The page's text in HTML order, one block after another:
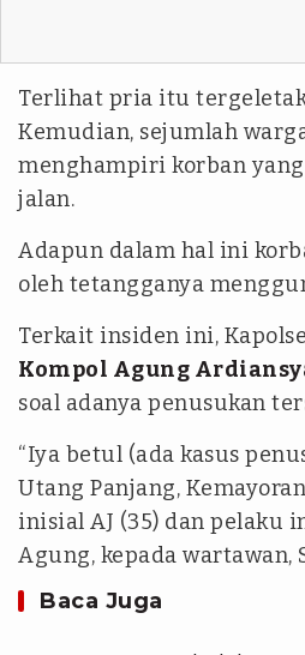
Terlihat pria itu
Kemudian, sejumlah
menghampiri korban
jalan.
Adapun dalam hal ini
oleh tetangganya
Terkait insiden ini,
Kompol Agung
soal adanya penusukan
“Iya betul (ada kasus
Utang Panjang,
inisial AJ (35) dan pelaku
Agung, kepada wartawan,
Baca Juga